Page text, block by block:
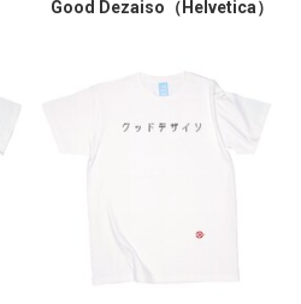
Good Dezaiso（Helvetica）